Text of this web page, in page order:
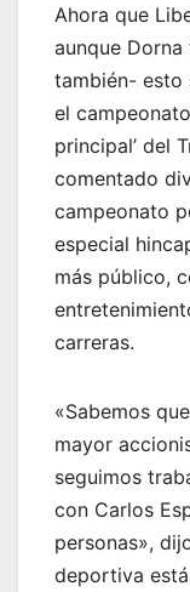
Ahora que
aunque
también- esto
el
principal’ del
comentado
campeonato
especial
más público,
carreras.
«Sabemos
mayor
seguimos
con Carlos
personas»,
deportiva